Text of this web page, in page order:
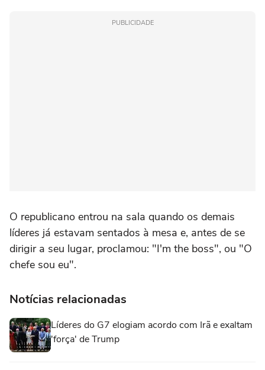
PUBLICIDADE
O republicano entrou na sala quando os demais
líderes já estavam sentados à mesa e, antes de se
dirigir a seu lugar, proclamou: "I'm the boss", ou "O
chefe sou eu".
Notícias relacionadas
Líderes do G7 elogiam acordo com Irã e exaltam
'força' de Trump